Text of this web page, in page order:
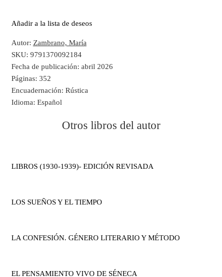
Añadir a la lista de deseos
Autor: Zambrano, María
SKU: 9791370092184
Fecha de publicación: abril 2026
Páginas: 352
Encuadernación: Rústica
Idioma: Español
Otros libros del autor
LIBROS (1930-1939)- EDICIÓN REVISADA
LOS SUEÑOS Y EL TIEMPO
LA CONFESIÓN. GÉNERO LITERARIO Y MÉTODO
EL PENSAMIENTO VIVO DE SÉNECA